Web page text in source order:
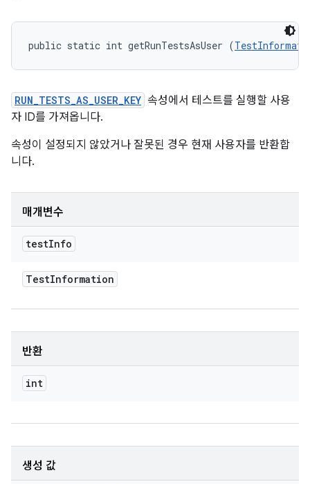
public static int getRunTestsAsUser (
RUN_TESTS_AS_USER_KEY 속성에서 테스트를 실행할 사용
자 ID를 가져옵니다.
속성이 설정되지 않았거나 잘못된 경우 현재 사용자를 반환합
니다.
매개변수
testInfo
TestInformation
반환
int
생성 값